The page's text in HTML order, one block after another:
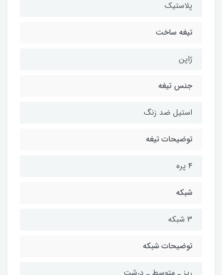
پلاستیک
تیغه ساخت
ژاپن
جنس تیغه
استیل ضد زنگ
توضیحات تیغه
۴ پره
شبکه
3 شبکه
توضیحات شبکه